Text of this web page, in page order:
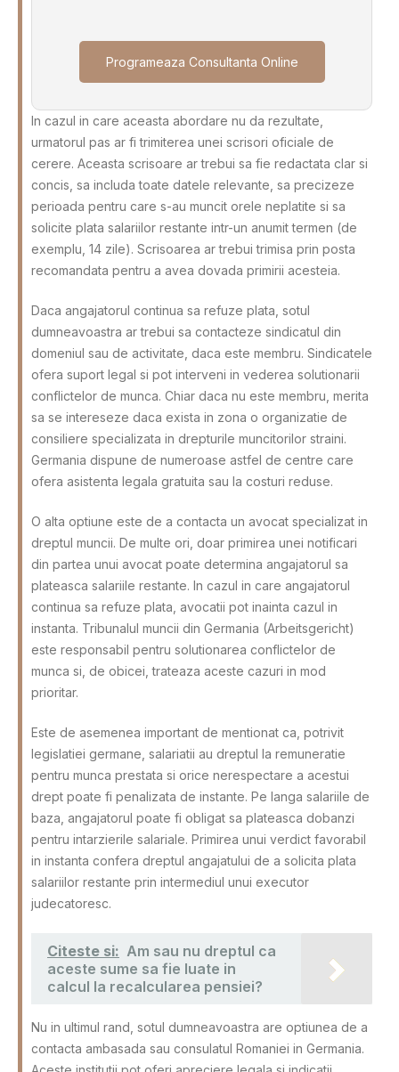
Programeaza Consultanta Online
In cazul in care aceasta abordare nu da rezultate,
urmatorul pas ar fi trimiterea unei scrisori oficiale de
cerere. Aceasta scrisoare ar trebui sa fie redactata clar si
concis, sa includa toate datele relevante, sa precizeze
perioada pentru care s-au muncit orele neplatite si sa
solicite plata salariilor restante intr-un anumit termen (de
exemplu, 14 zile). Scrisoarea ar trebui trimisa prin posta
recomandata pentru a avea dovada primirii acesteia.
Daca angajatorul continua sa refuze plata, sotul
dumneavoastra ar trebui sa contacteze sindicatul din
domeniul sau de activitate, daca este membru. Sindicatele
ofera suport legal si pot interveni in vederea solutionarii
conflictelor de munca. Chiar daca nu este membru, merita
sa se intereseze daca exista in zona o organizatie de
consiliere specializata in drepturile muncitorilor straini.
Germania dispune de numeroase astfel de centre care
ofera asistenta legala gratuita sau la costuri reduse.
O alta optiune este de a contacta un avocat specializat in
dreptul muncii. De multe ori, doar primirea unei notificari
din partea unui avocat poate determina angajatorul sa
plateasca salariile restante. In cazul in care angajatorul
continua sa refuze plata, avocatii pot inainta cazul in
instanta. Tribunalul muncii din Germania (Arbeitsgericht)
este responsabil pentru solutionarea conflictelor de
munca si, de obicei, trateaza aceste cazuri in mod
prioritar.
Este de asemenea important de mentionat ca, potrivit
legislatiei germane, salariatii au dreptul la remuneratie
pentru munca prestata si orice nerespectare a acestui
drept poate fi penalizata de instante. Pe langa salariile de
baza, angajatorul poate fi obligat sa plateasca dobanzi
pentru intarzierile salariale. Primirea unui verdict favorabil
in instanta confera dreptul angajatului de a solicita plata
salariilor restante prin intermediul unui executor
judecatoresc.
Citeste si: Am sau nu dreptul ca
aceste sume sa fie luate in
calcul la recalcularea pensiei?
Nu in ultimul rand, sotul dumneavoastra are optiunea de a
contacta ambasada sau consulatul Romaniei in Germania.